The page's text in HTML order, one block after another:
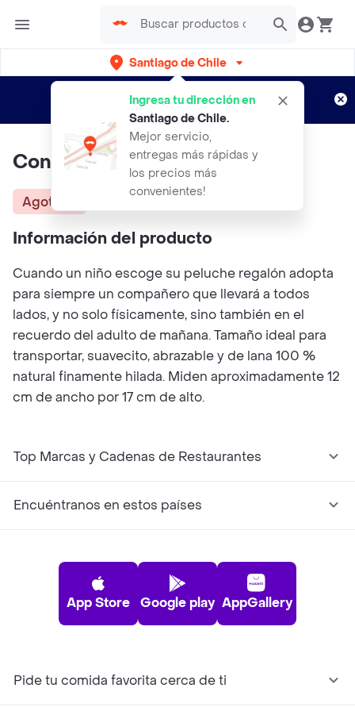
Santiago de Chile
Ingresa tu dirección en
Santiago de Chile.
Mejor servicio,
entregas más rápidas y
los precios más
convenientes!
envíos gratis por semanas
Aplican TyC
Conejo De Lana Verde
Agotado
Información del producto
Cuando un niño escoge su peluche regalón adopta
para siempre un compañero que llevará a todos
lados, y no solo físicamente, sino también en el
recuerdo del adulto de mañana. Tamaño ideal para
transportar, suavecito, abrazable y de lana 100 %
natural finamente hilada. Miden aproximadamente 12
cm de ancho por 17 cm de alto.
Top Marcas y Cadenas de Restaurantes
Encuéntranos en estos países
App Store Google play AppGallery
Pide tu comida favorita cerca de ti